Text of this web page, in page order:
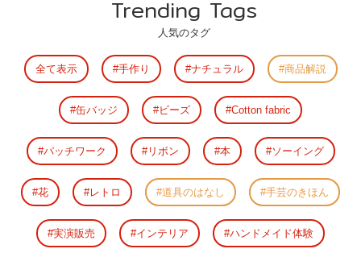
Trending Tags
人気のタグ
全て表示 手作り ナチュラル 商品解説
缶バッジ ビーズ Cotton fabric
パッチワーク リボン 本 ソーイング
花 レトロ 道具のはなし 手芸のきほん
実演販売 インテリア ハンドメイド体験